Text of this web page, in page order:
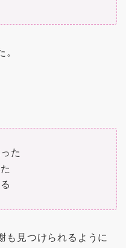
。
た
も見つけられるように